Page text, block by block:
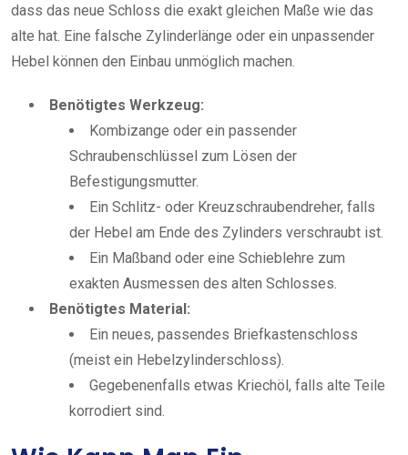
dass das neue Schloss die exakt gleichen Maße wie das
alte hat. Eine falsche Zylinderlänge oder ein unpassender
Hebel können den Einbau unmöglich machen.
Benötigtes Werkzeug:
Kombizange oder ein passender
Schraubenschlüssel zum Lösen der
Befestigungsmutter.
Ein Schlitz- oder Kreuzschraubendreher, falls
der Hebel am Ende des Zylinders verschraubt ist.
Ein Maßband oder eine Schieblehre zum
exakten Ausmessen des alten Schlosses.
Benötigtes Material:
Ein neues, passendes Briefkastenschloss
(meist ein Hebelzylinderschloss).
Gegebenenfalls etwas Kriechöl, falls alte Teile
korrodiert sind.